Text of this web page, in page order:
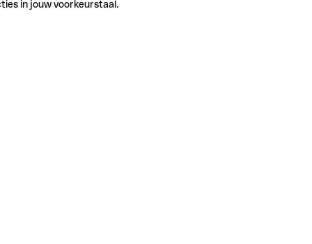
in jouw voorkeurstaal.